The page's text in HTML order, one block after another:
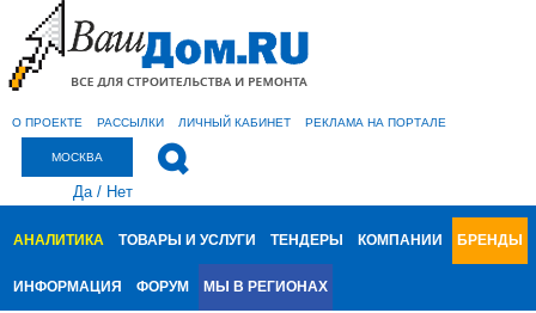
О ПРОЕКТЕ РАССЫЛКИ ЛИЧНЫЙ КАБИНЕТ РЕКЛАМА НА ПОРТАЛЕ
МОСКВА
Да/ Нет
АНАЛИТИКА ТОВАРЫ И УСЛУГИ ТЕНДЕРЫ КОМПАНИИ БРЕНДЫ
ИНФОРМАЦИЯ ФОРУМ МЫ В РЕГИОНАХ